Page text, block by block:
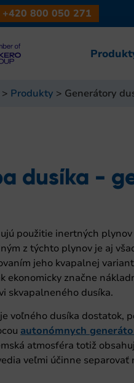
+420 800 050 271
> Produkty > Generátory
dusíka -
použitie inertných
z týchto plynov je aj
jeho kvapalnej
ekonomicky značne
skvapalneného dusíka.
voľného dusíka dostatok,
autonómnych
atmosféra totiž
veľmi účinne separovať